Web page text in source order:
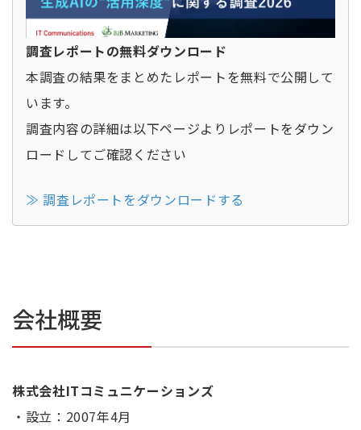
調査レポートの無料ダウンロード
本調査の結果をまとめたレポートを無料で公開して
います。
調査内容の詳細は以下ページよりレポートをダウン
ロードしてご確認ください
≫ 調査レポートをダウンロードする
会社概要
株式会社ITコミュニケーションズ
・設立：2007年4月